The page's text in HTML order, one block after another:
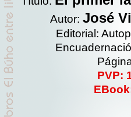
Autor: José
Editorial:
PVP: